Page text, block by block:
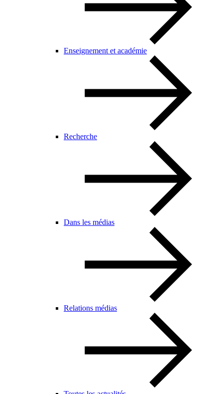
Enseignement et académie
Recherche
Dans les médias
Relations médias